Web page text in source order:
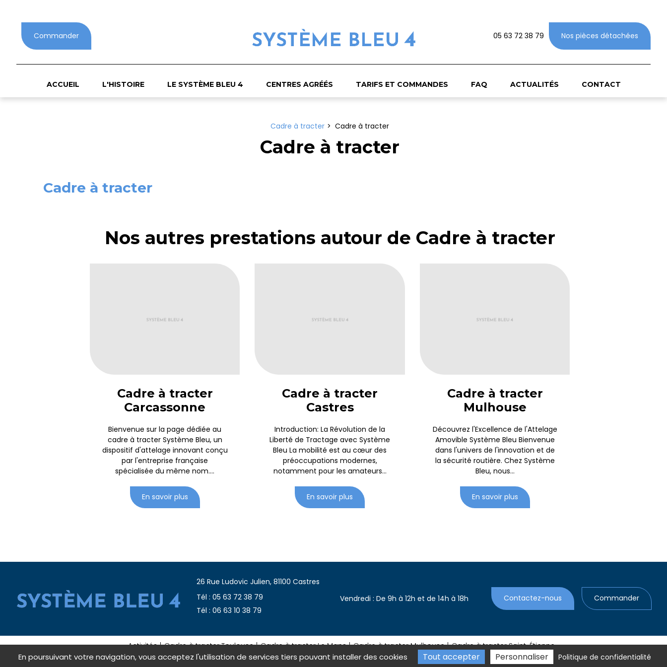
Commander 05 63 72 38 79 Nos pièces détachées
ACCUEIL L'HISTOIRE LE SYSTÈME BLEU 4 CENTRES AGRÉÉS TARIFS ET COMMANDES FAQ ACTUALITÉS CONTACT
Cadre à tracter Cadre à tracter
Cadre à tracter
Cadre à tracter
Nos autres prestations autour de Cadre à tracter
Cadre à tracter
Carcassonne
Bienvenue sur la page dédiée au
cadre à tracter Système Bleu, un
dispositif d'attelage innovant conçu
par l'entreprise française
spécialisée du même nom....
En savoir plus
Cadre à tracter
Castres
Introduction: La Révolution de la
Liberté de Tractage avec Système
Bleu La mobilité est au cœur des
préoccupations modernes,
notamment pour les amateurs...
En savoir plus
Cadre à tracter
Mulhouse
Découvrez l'Excellence de l'Attelage
Amovible Système Bleu Bienvenue
dans l'univers de l'innovation et de
la sécurité routière. Chez Système
Bleu, nous...
En savoir plus
26 Rue Ludovic Julien, 81100 Castres
Tél : 05 63 72 38 79
Tél : 06 63 10 38 79
Vendredi : De 9h à 12h et de 14h à 18h Contactez-nous Commander
Activités Cadre à tracter Toulouse Cadre à tracter Le Mans Cadre à tracter Mulhouse
Cadre à tracter Saint-Étienne
Mentions légales Charte d’utilisation des données Gestion des cookies 2026
En poursuivant votre navigation, vous acceptez l'utilisation de services tiers pouvant installer des cookies Tout accepter Personnaliser Politique de confidentialité